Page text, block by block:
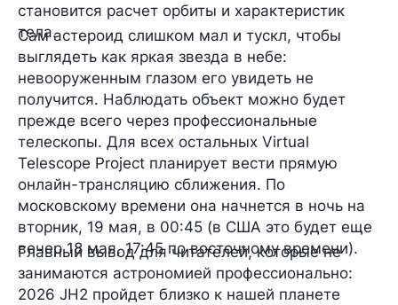
становится расчет орбиты и характеристик
тела.
Сам астероид слишком мал и тускл, чтобы
выглядеть как яркая звезда в небе:
невооруженным глазом его увидеть не
получится. Наблюдать объект можно будет
прежде всего через профессиональные
телескопы. Для всех остальных Virtual
Telescope Project планирует вести прямую
онлайн-трансляцию сближения. По
московскому времени она начнется в ночь на
вторник, 19 мая, в 00:45 (в США это будет еще
вечер 18 мая, 17:45 по восточному времени).
Главный вывод для читателей, которые не
занимаются астрономией профессионально:
2026 JH2 пройдет близко к нашей планете